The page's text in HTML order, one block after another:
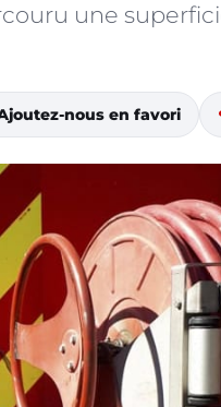
une
nous en favori